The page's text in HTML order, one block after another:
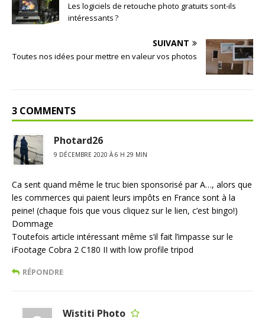
Les logiciels de retouche photo gratuits sont-ils
intéressants ?
SUIVANT
Toutes nos idées pour mettre en valeur vos photos
3 COMMENTS
Photard26
9 DÉCEMBRE 2020 À 6 H 29 MIN
Ca sent quand même le truc bien sponsorisé par A…, alors que
les commerces qui paient leurs impôts en France sont à la
peine! (chaque fois que vous cliquez sur le lien, c’est bingo!)
Dommage
Toutefois article intéressant même s’il fait l’impasse sur le
iFootage Cobra 2 C180 II with low profile tripod
RÉPONDRE
Wistiti Photo